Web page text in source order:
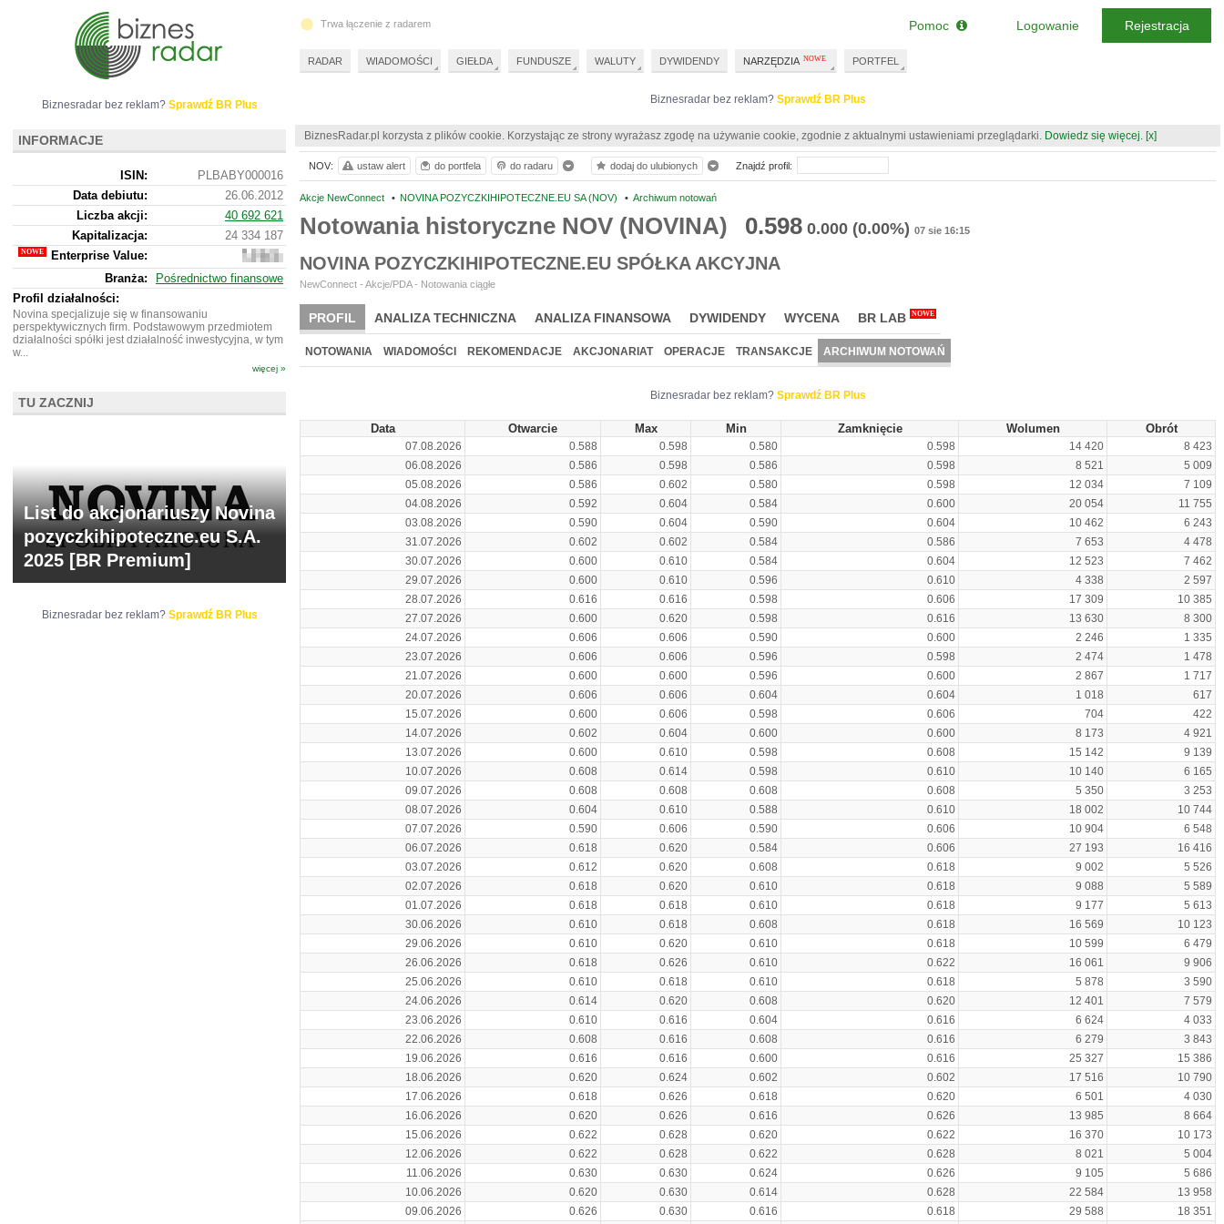
Biznesradar bez reklam? Sprawdź BR Plus
BiznesRadar.pl korzysta z plików cookie. Korzystając ze strony wyrażasz zgodę na używanie cookie, zgodnie z aktualnymi ustawieniami przeglądarki. Dowiedz się więcej. [x]
Akcje NewConnect • NOVINA POZYCZKIHIPOTECZNE.EU SA (NOV) • Archiwum notowań
Notowania historyczne NOV (NOVINA) 0.598 0.000 (0.00%) 07 sie 16:15
NOVINA POZYCZKIHIPOTECZNE.EU SPÓŁKA AKCYJNA
NewConnect - Akcje/PDA - Notowania ciągłe
PROFIL ANALIZA TECHNICZNA ANALIZA FINANSOWA DYWIDENDY WYCENA BR LAB NOWE
NOTOWANIA WIADOMOŚCI REKOMENDACJE AKCJONARIAT OPERACJE TRANSAKCJE ARCHIWUM NOTOWAŃ
Biznesradar bez reklam? Sprawdź BR Plus
Data Otwarcie Max Min Zamknięcie Wolumen Obrót
07.08.2026 0.588 0.598 0.580 0.598 14 420
8 423
06.08.2026
0.586 0.598 0.586 0.598 8 521
5 009
05.08.2026
0.586 0.602 0.580 0.598 12 034
7 109
04.08.2026
0.592 0.604 0.584 0.600 20 054
11 755
03.08.2026
0.590 0.604 0.590 0.604 10 462
6 243
31.07.2026
0.602 0.602 0.584 0.586 7 653
4 478
30.07.2026
0.600 0.610 0.584 0.604 12 523
7 462
29.07.2026
0.600 0.610 0.596 0.610 4 338
2 597
28.07.2026
0.616 0.616 0.598 0.606 17 309
10 385
27.07.2026
0.600 0.620 0.598 0.616 13 630
8 300
24.07.2026
0.606 0.606 0.590 0.600 2 246
1 335
23.07.2026
0.606 0.606 0.596 0.598 2 474
1 478
21.07.2026
0.600 0.600 0.596 0.600 2 867
1 717
20.07.2026
0.606 0.606 0.604 0.604 1 018
617
15.07.2026
0.600 0.606 0.598 0.606 704
422
14.07.2026
0.602 0.604 0.600 0.600 8 173
4 921
13.07.2026
0.600 0.610 0.598 0.608 15 142
9 139
10.07.2026
0.608 0.614 0.598 0.610 10 140
6 165
09.07.2026
0.608 0.608 0.608 0.608 5 350
3 253
08.07.2026
0.604 0.610 0.588 0.610 18 002
10 744
07.07.2026
0.590 0.606 0.590 0.606 10 904
6 548
06.07.2026
0.618 0.620 0.584 0.606 27 193
16 416
03.07.2026
0.612 0.620 0.608 0.618 9 002
5 526
02.07.2026
0.618 0.620 0.610 0.618 9 088
5 589
01.07.2026
0.618 0.618 0.610 0.618 9 177
5 613
30.06.2026
0.610 0.618 0.608 0.618 16 569
10 123
29.06.2026
0.610 0.620 0.610 0.618 10 599
6 479
26.06.2026
0.618 0.626 0.610 0.622 16 061
9 906
25.06.2026
0.610 0.618 0.610 0.618 5 878
3 590
24.06.2026
0.614 0.620 0.608 0.620 12 401
7 579
23.06.2026
0.610 0.616 0.604 0.616 6 624
4 033
22.06.2026
0.608 0.616 0.608 0.616 6 279
3 843
19.06.2026
0.616 0.616 0.600 0.616 25 327
15 386
18.06.2026
0.620 0.624 0.602 0.602 17 516
10 790
17.06.2026
0.618 0.626 0.618 0.620 6 501
4 030
16.06.2026
0.620 0.626 0.616 0.626 13 985
8 664
15.06.2026
0.622 0.628 0.620 0.622 16 370
10 173
12.06.2026
0.622 0.628 0.622 0.628 8 021
5 004
11.06.2026
0.630 0.630 0.624 0.626 9 105
5 686
10.06.2026
0.620 0.630 0.614 0.628 22 584
13 958
09.06.2026
0.626 0.630 0.616 0.618 29 588 18 351
NOV: ustaw alert do portfela do radaru dodaj do ulubionych Znajdź profil:
Biznesradar bez reklam? Sprawdź BR Plus
INFORMACJE
ISIN:
PLBABY000016
Data debiutu:
26.06.2012
Liczba akcji:
40 692 621
Kapitalizacja:
24 334 187
Enterprise Value:
24
777
187
Branża:
Pośrednictwo finansowe
Profil działalności:
Novina specjalizuje się w finansowaniu
perspektywicznych firm. Podstawowym przedmiotem
działalności spółki jest działalność inwestycyjna, w tym
w...
więcej »
TU ZACZNIJ
List do akcjonariuszy Novina
pozyczkihipoteczne.eu S.A.
2025 [BR Premium]
Biznesradar bez reklam? Sprawdź BR Plus
Trwa łączenie z radarem
RADAR WIADOMOŚCI GIEŁDA FUNDUSZE WALUTY DYWIDENDY NARZĘDZIA PORTFEL
Pomoc Logowanie Rejestracja